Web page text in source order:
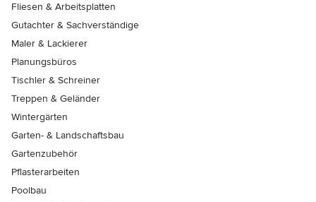
Fliesen & Arbeitsplatten
Gutachter & Sachverständige
Maler & Lackierer
Planungsbüros
Tischler & Schreiner
Treppen & Geländer
Wintergärten
Garten- & Landschaftsbau
Gartenzubehör
Pflasterarbeiten
Poolbau